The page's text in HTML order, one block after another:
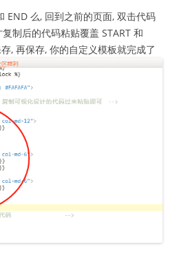
END 么, 回到之前的页面, 双击代码
制后的代码粘贴覆盖 START 和
, 再保存, 你的自定义模板就完成了